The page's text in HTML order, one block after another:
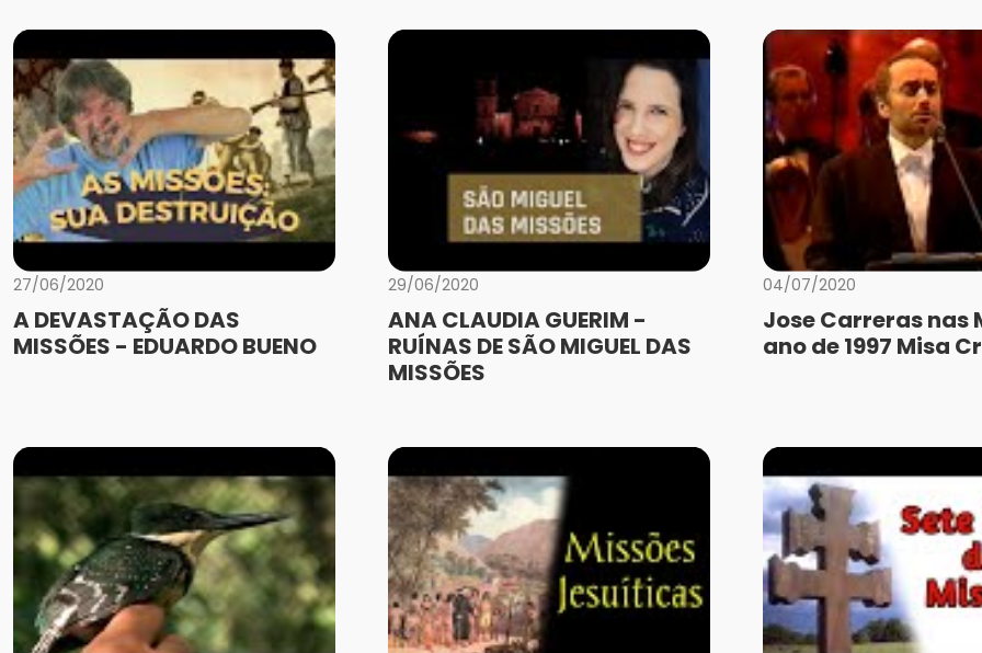
27/06/2020
A DEVASTAÇÃO DAS
MISSÕES - EDUARDO BUENO
29/06/2020
ANA CLAUDIA GUERIM -
RUÍNAS DE SÃO MIGUEL DAS
MISSÕES
04/07/2020
Jose Carreras nas
ano de 1997 Misa